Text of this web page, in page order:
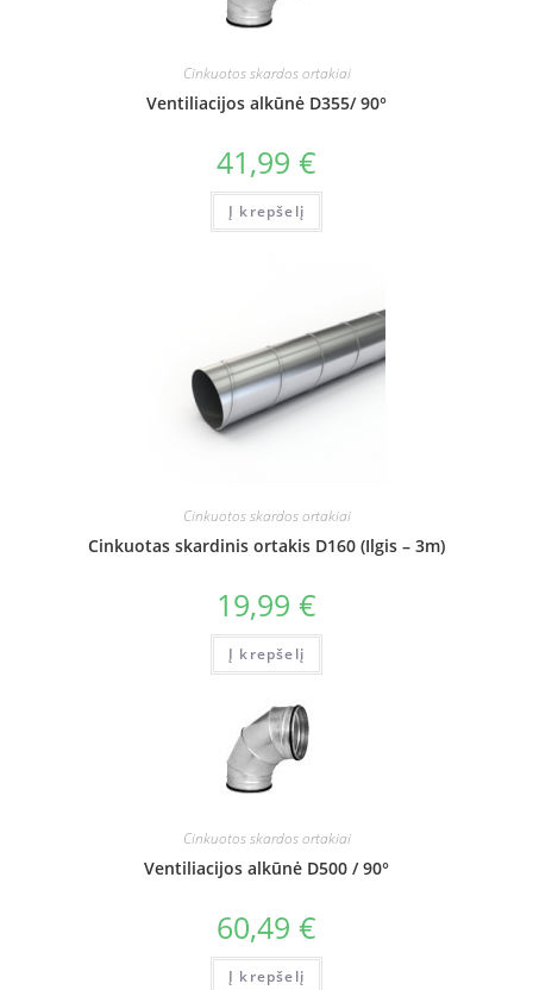
Cinkuotos skardos ortakiai
Ventiliacijos alkūnė D355/ 90°
41,99 €
Į krepšelį
Cinkuotos skardos ortakiai
Cinkuotas skardinis ortakis D160 (Ilgis – 3m)
19,99 €
Į krepšelį
Cinkuotos skardos ortakiai
Ventiliacijos alkūnė D500 / 90°
60,49 €
Į krepšelį